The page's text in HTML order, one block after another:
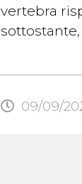
vertebra
articolari
09/09/